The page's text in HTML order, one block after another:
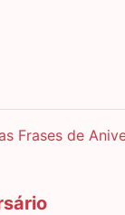
Frases de